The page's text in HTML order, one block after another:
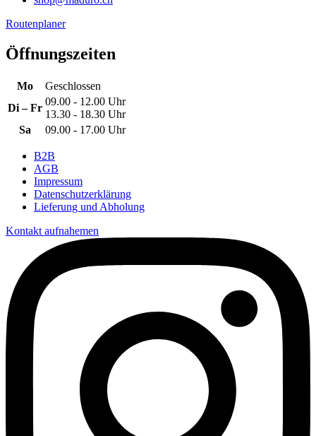
Routenplaner
Öffnungszeiten
Mo
Geschlossen
Di – Fr
09.00 - 12.00 Uhr
13.30 - 18.30 Uhr
Sa
09.00 - 17.00 Uhr
B2B
AGB
Impressum
Datenschutzerklärung
Lieferung und Abholung
Kontakt aufnahemen